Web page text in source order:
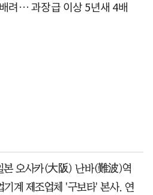
려… 과장급 이상 5년새 4배
본 오사카(大阪) 난바(難波)역
기계 제조업체 '구보타' 본사. 연